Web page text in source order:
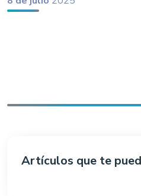
Artículos que te